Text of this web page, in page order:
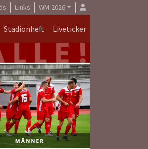
Links WM 2026
Stadionheft Liveticker